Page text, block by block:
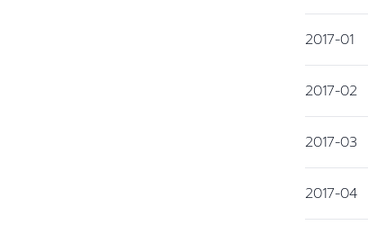
2017-01
2017-02
2017-03
2017-04